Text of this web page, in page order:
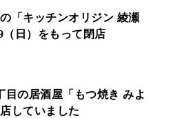
「キッチンオリジン 綾瀬
（日）をもって閉店
目の居酒屋「もつ焼き みよ
していました